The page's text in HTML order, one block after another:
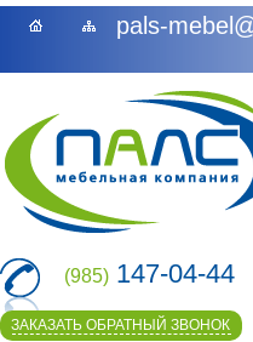
pals-
(985) 147-04-44
ЗАКАЗАТЬ ОБРАТНЫЙ ЗВОНОК